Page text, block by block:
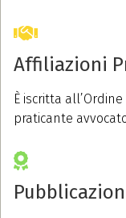
Affiliazioni
È iscritta
praticante